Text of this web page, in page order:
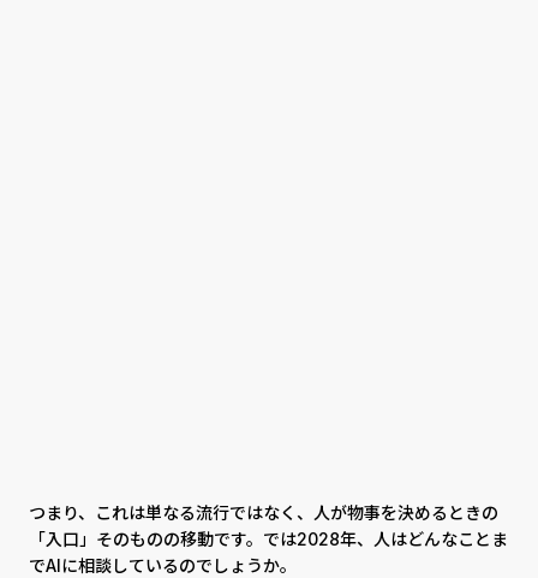
つまり、これは単なる流行ではなく、人が物事を決めるときの
「入口」そのものの移動です。では2028年、人はどんなことま
でAIに相談しているのでしょうか。